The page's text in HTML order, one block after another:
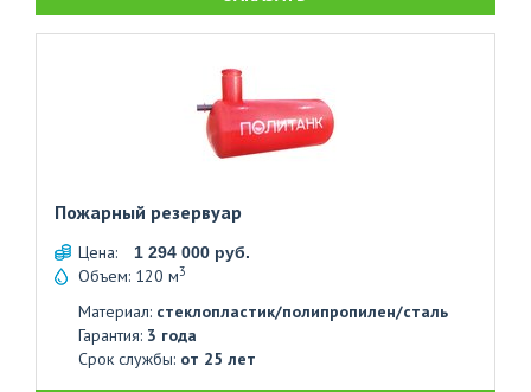
Пожарный резервуар
Цена: 1 294 000 руб.
Объем: 120 м3
Материал: стеклопластик/полипропилен/сталь
Гарантия: 3 года
Срок службы: от 25 лет